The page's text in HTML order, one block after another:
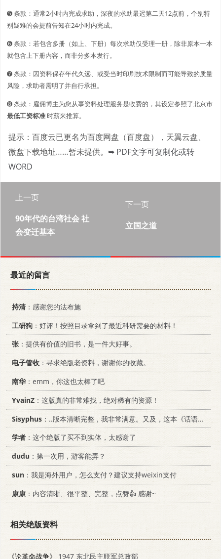
➎ 条款：通常2小时内完成求助，深夜的求助最迟第二天12点前，个别特
别疑难的会提前告知在24小时内完成。
➏ 条款：若包含多册（如上、下册）每次求助仅受理一册，除非原本一本
就包含上下册内容，而非分多本发行。
➐ 条款：因资料保存年代久远、或受当时印刷技术限制而可能导致的质量
风险，求助者需明了并自行承担。
➑ 条款：雇佣博主为您从事资料处理服务是收费的，其设定参照了北京市
最低工资标准时薪来推算。
提示：百度云已更名为百度网盘（百度盘），天翼云盘、
微盘下载地址……暂未提供。 ➥ PDF文字可复制化或转
WORD
上一页
90年代的台湾社会 社
会变迁基本
下一页
立国之道
最近的留言
持清 ：感谢您的法布施
工研狗 ：好评！按照目录拿到了最近科研需要的材料！
张：提供有价值的旧书，是一件大好事。
电子管收 ：寻求绝版老资料，谢谢你的收藏。
南华：emm，你这也太棒了吧
YvainZ ：这版真的非常难找，绝对稀有的资源！
Sisyphus ：..版本清晰完整，我非常满意。又及，这本《话语的真相》...
学者 ：这个绝版了买不到实体，太感谢了
dudu ：第一次用，游客能弄？
sun ：我是海外用户，怎么支付？建议支持weixin支付
康康 ：内容清晰、很平整、完整，点赞👍 感谢~
相关绝版资料
《论革命战争》
1947 东北民主联军总政部